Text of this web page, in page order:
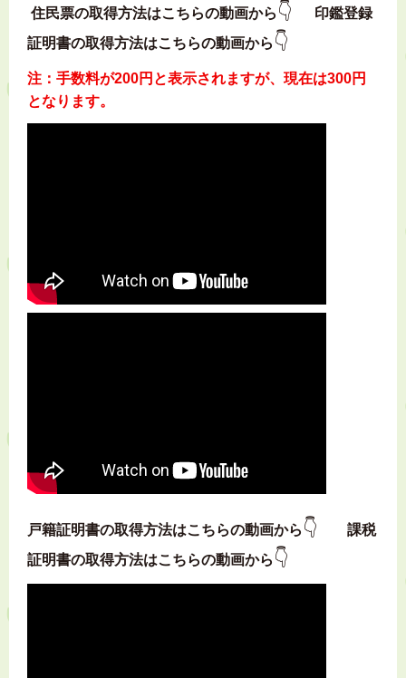
住民票の取得方法はこちらの動画から 👇
印鑑登録
証明書の取得方法はこちらの動画から 👇
注：手数料が200円と表示されますが、現在は300円
となります。
戸籍証明書の取得方法はこちらの動画から 👇
課税
証明書の取得方法はこちらの動画から 👇